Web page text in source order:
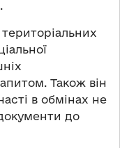
Також він
в обмінах не
до